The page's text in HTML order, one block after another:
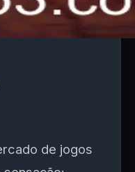
de jogos